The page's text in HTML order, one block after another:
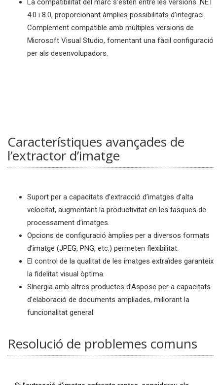
La compatibilitat del marc s’estén entre les versions .NET
4.0 i 8.0, proporcionant àmplies possibilitats d’integraci.
Complement compatible amb múltiples versions de
Microsoft Visual Studio, fomentant una fàcil configuració
per als desenvolupadors.
Característiques avançades de
l’extractor d’imatge
Suport per a capacitats d’extracció d’imatges d’alta
velocitat, augmentant la productivitat en les tasques de
processament d’imatges.
Opcions de configuració àmplies per a diversos formats
d’imatge (JPEG, PNG, etc.) permeten flexibilitat.
El control de la qualitat de les imatges extraïdes garanteix
la fidelitat visual òptima.
Sínergia amb altres productes d’Aspose per a capacitats
d’elaboració de documents ampliades, millorant la
funcionalitat general.
Resolució de problemes comuns